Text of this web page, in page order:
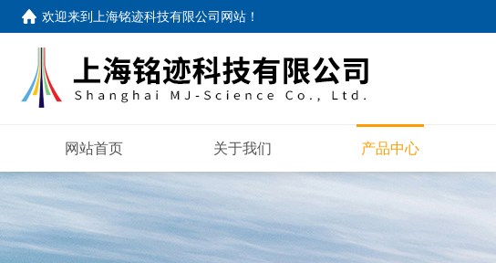
欢迎来到 上海铭迹科技有限公司网站 ！
网站首页 关于我们 产品中心